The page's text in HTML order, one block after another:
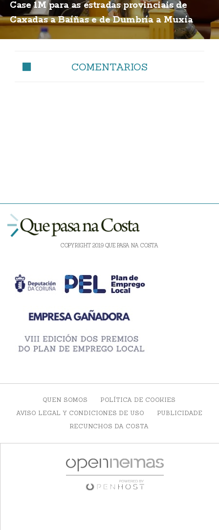
Case 1M para as estradas provinciais de
Caxadas a Baíñas e de Dumbría a Muxía
COMENTARIOS
COPYRIGHT 2019 QUE PASA NA COSTA
QUEN SOMOS
POLÍTICA DE COOKIES
AVISO LEGAL Y CONDICIONES DE USO
PUBLICIDADE
RECUNCHOS DA COSTA